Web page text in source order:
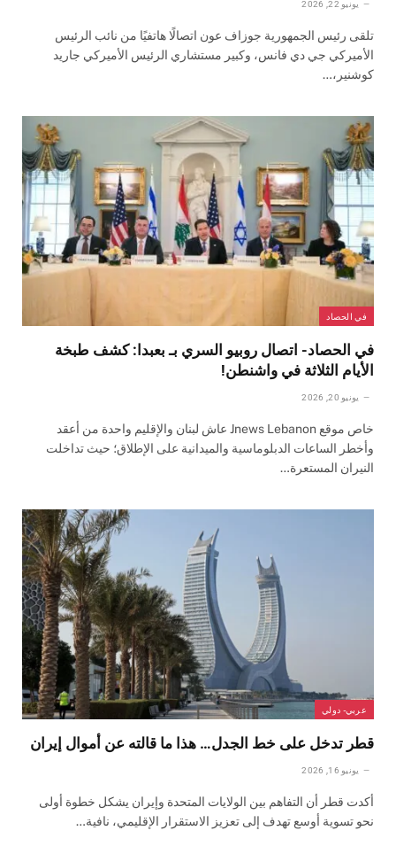
يونيو 22, 2026
تلقى رئيس الجمهورية جوزاف عون اتصالًا هاتفيًا من نائب الرئيس
الأميركي جي دي فانس، وكبير مستشاري الرئيس الأميركي جاريد
كوشنير،…
في الحصاد
في الحصاد- اتصال روبيو السري بـ بعبدا: كشف طبخة
الأيام الثلاثة في واشنطن!
يونيو 20, 2026
خاص موقع Jnews Lebanon عاش لبنان والإقليم واحدة من أعقد
وأخطر الساعات الدبلوماسية والميدانية على الإطلاق؛ حيث تداخلت
النيران المستعرة…
عربي- دولي
قطر تدخل على خط الجدل… هذا ما قالته عن أموال إيران
يونيو 16, 2026
أكدت قطر أن التفاهم بين الولايات المتحدة وإيران يشكل خطوة أولى
نحو تسوية أوسع تهدف إلى تعزيز الاستقرار الإقليمي، نافية…